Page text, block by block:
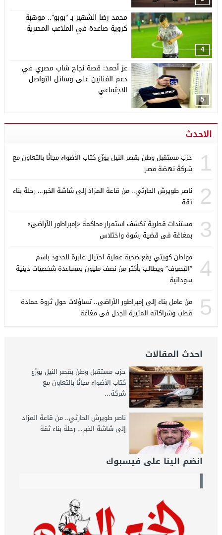
4
محمد رضا الشهير بـ “بوبو”.. موهبة
كروية صاعدة في الملاعب المصرية
5
عز أحمد: قصة نجاح شاب مصري في
دعم الفنانين على وسائل التواصل
الاجتماعي
الاحدث
1
حزب مستقبل وطن بقصر النيل يوزّع كتاب الأضواء مجانًا بالتعاون مع
شركة نهضة مصر
2
ناصر طويرش الحارثي.. من قاعة المزاد إلى شاشة الخبر… رحلة بناء
ثقة
3
مستندات قطرية تكشف استمرار محاكمة «إمبراطور الأراضى»
بمغاغة فى قضية رشوة واختلاس
4
مواطن كويتي يقع ضحية عملية احتيال عابرة للحدود باسم
“التصوف” ويطالب بأكثر من نصف مليون بمساعدة شخصيات دينية
سودانية
5
من عامل بناء إلى إمبراطور الأراضى.. تساؤلات حول ثروة حمادة
قطب وشراكاته المثيرة للجدل فى مغاغة
احدث المقالات
حزب مستقبل وطن بقصر النيل يوزّع
كتاب الأضواء مجانًا بالتعاون مع
شركة...
ناصر طويرش الحارثي.. من قاعة المزاد
إلى شاشة الخبر… رحلة بناء ثقة
انضم الينا على فيسبوك